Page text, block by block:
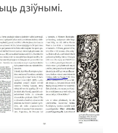
дзіўнымі.